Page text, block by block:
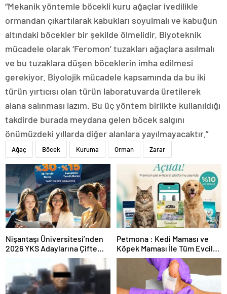
“Mekanik yöntemle böcekli kuru ağaçlar ivedilikle
ormandan çıkartılarak kabukları soyulmalı ve kabuğun
altındaki böcekler bir şekilde ölmelidir. Biyoteknik
mücadele olarak ‘Feromon’ tuzakları ağaçlara asılmalı
ve bu tuzaklara düşen böceklerin imha edilmesi
gerekiyor. Biyolojik mücadele kapsamında da bu iki
türün yırtıcısı olan türün laboratuvarda üretilerek
alana salınması lazım. Bu üç yöntem birlikte kullanıldığı
takdirde burada meydana gelen böcek salgını
önümüzdeki yıllarda diğer alanlara yayılmayacaktır.”
Ağaç Böcek Kuruma Orman Zarar
Nişantaşı Üniversitesi’nden
2026 YKS Adaylarına Çifte
Güvence: Sabit Ücret ve
Kesintisiz Burs
Petmona : Kedi Maması ve
Köpek Maması İle Tüm Evcil
Hayvan Ürünleri